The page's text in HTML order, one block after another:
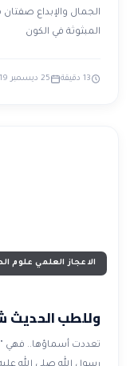
الجمال والإبداع صفتان
المبثوثة في الكون
13 دقيقة 25 ديسمبر 2019
الاعجاز العلمي علوم
وللطب الحديث
تعددت أسماؤها.. فهي